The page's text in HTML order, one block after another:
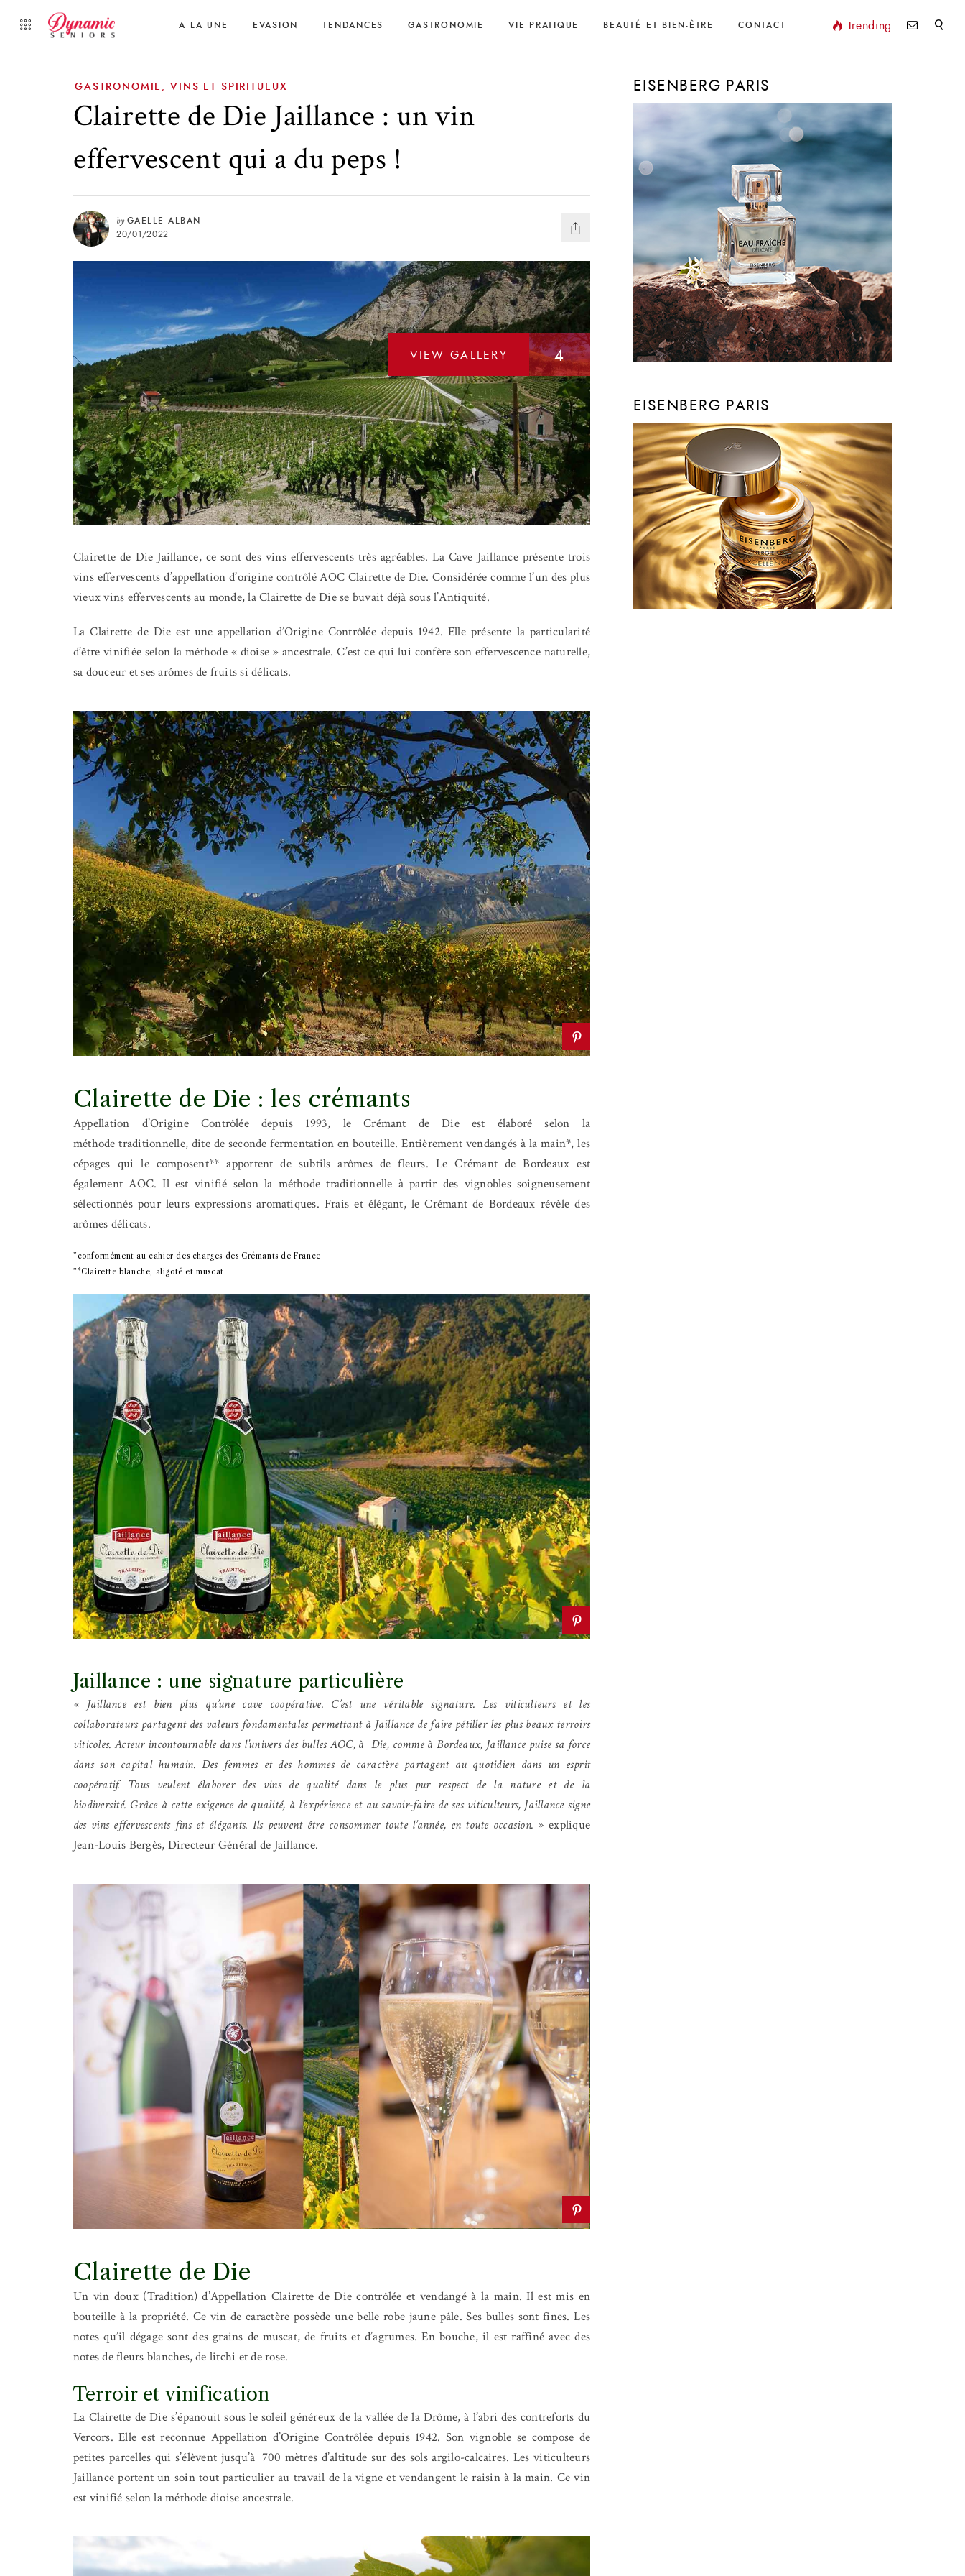
A LA UNE EVASION TENDANCES GASTRONOMIE VIE PRATIQUE BEAUTÉ ET BIEN-ÊTRE CONTACT Trending
GASTRONOMIE ,VINS ET SPIRITUEUX
Clairette de Die Jaillance : un vin
effervescent qui a du peps !
by GAELLE ALBAN
20/01/2022
VIEW GALLERY 4
Clairette de Die Jaillance, ce sont des vins effervescents très agréables. La Cave Jaillance présente trois
vins effervescents d’appellation d’origine contrôlé AOC Clairette de Die. Considérée comme l’un des plus
vieux vins effervescents au monde, la Clairette de Die se buvait déjà sous l’Antiquité.
La Clairette de Die est une appellation d’Origine Contrôlée depuis 1942. Elle présente la particularité
d’être vinifiée selon la méthode « dioise » ancestrale. C’est ce qui lui confère son effervescence naturelle,
sa douceur et ses arômes de fruits si délicats.
Clairette de Die : les crémants
Appellation d’Origine Contrôlée depuis 1993, le Crémant de Die est élaboré selon la
méthode traditionnelle, dite de seconde fermentation en bouteille. Entièrement vendangés à la main*, les
cépages qui le composent** apportent de subtils arômes de fleurs. Le Crémant de Bordeaux est
également AOC. Il est vinifié selon la méthode traditionnelle à partir des vignobles soigneusement
sélectionnés pour leurs expressions aromatiques. Frais et élégant, le Crémant de Bordeaux révèle des
arômes délicats.
*conformément au cahier des charges des Crémants de France
**Clairette blanche, aligoté et muscat
Jaillance : une signature particulière
« Jaillance est bien plus qu’une cave coopérative. C’est une véritable signature. Les viticulteurs et les
collaborateurs partagent des valeurs fondamentales permettant à Jaillance de faire pétiller les plus beaux terroirs
viticoles. Acteur incontournable dans l’univers des bulles AOC, à Die, comme à Bordeaux, Jaillance puise sa force
dans son capital humain. Des femmes et des hommes de caractère partagent au quotidien dans un esprit
coopératif. Tous veulent élaborer des vins de qualité dans le plus pur respect de la nature et de la
biodiversité. Grâce à cette exigence de qualité, à l’expérience et au savoir-faire de ses viticulteurs, Jaillance signe
des vins effervescents fins et élégants. Ils peuvent être consommer toute l’année, en toute occasion. »explique
Jean-Louis Bergès, Directeur Général de Jaillance.
Clairette de Die
Un vin doux (Tradition) d’Appellation Clairette de Die contrôlée et vendangé à la main. Il est mis en
bouteille à la propriété. Ce vin de caractère possède une belle robe jaune pâle. Ses bulles sont fines. Les
notes qu’il dégage sont des grains de muscat, de fruits et d’agrumes. En bouche, il est raffiné avec des
notes de fleurs blanches, de litchi et de rose.
Terroir et vinification
La Clairette de Die s’épanouit sous le soleil généreux de la vallée de la Drôme, à l’abri des contreforts du
Vercors. Elle est reconnue Appellation d’Origine Contrôlée depuis 1942. Son vignoble se compose de
petites parcelles qui s’élèvent jusqu’à 700 mètres d’altitude sur des sols argilo-calcaires. Les viticulteurs
Jaillance portent un soin tout particulier au travail de la vigne et vendangent le raisin à la main. Ce vin
est vinifié selon la méthode dioise ancestrale.
EISENBERG PARIS
EISENBERG PARIS